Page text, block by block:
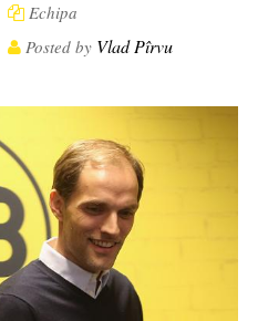
Echipa
Posted by Vlad Pîrvu